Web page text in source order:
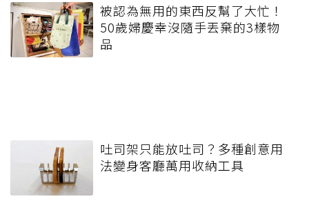
被認為無用的東西反幫了大忙！
50歲婦慶幸沒隨手丟棄的3樣物
品
吐司架只能放吐司？多種創意用
法變身客廳萬用收納工具